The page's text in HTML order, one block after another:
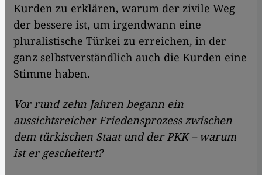
Kurden zu erklären, warum der zivile Weg
der bessere ist, um irgendwann eine
pluralistische Türkei zu erreichen, in der
ganz selbstverständlich auch die Kurden eine
Stimme haben.
Vor rund zehn Jahren begann ein
aussichtsreicher Friedensprozess zwischen
dem türkischen Staat und der PKK – warum
ist er gescheitert?